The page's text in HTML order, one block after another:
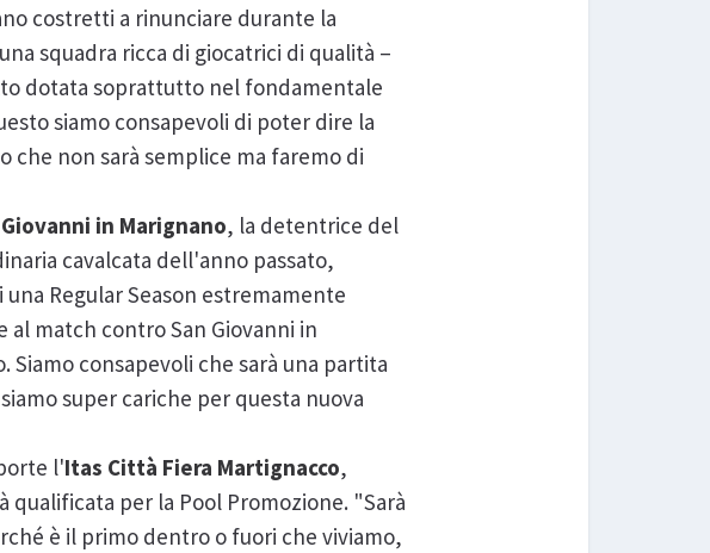
costretti a rinunciare durante la
squadra ricca di giocatrici di qualità –
dotata soprattutto nel fondamentale
siamo consapevoli di poter dire la
che non sarà semplice ma faremo di
Giovanni in Marignano, la detentrice del
cavalcata dell'anno passato,
Regular Season estremamente
al match contro San Giovanni in
Siamo consapevoli che sarà una partita
super cariche per questa nuova
l'Itas Città Fiera Martignacco,
per la Pool Promozione. "Sarà
è il primo dentro o fuori che viviamo,